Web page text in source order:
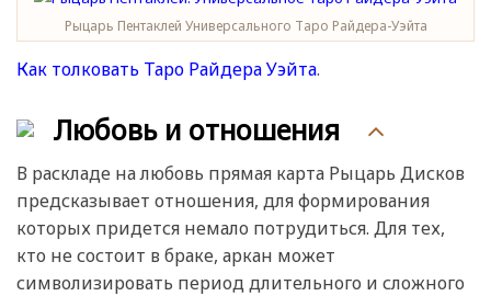
Рыцарь Пентаклей Универсального Таро Райдера-Уэйта
Как толковать Таро Райдера Уэйта.
Любовь и отношения
В раскладе на любовь прямая карта Рыцарь Дисков
предсказывает отношения, для формирования
которых придется немало потрудиться. Для тех,
кто не состоит в браке, аркан может
символизировать период длительного и сложного